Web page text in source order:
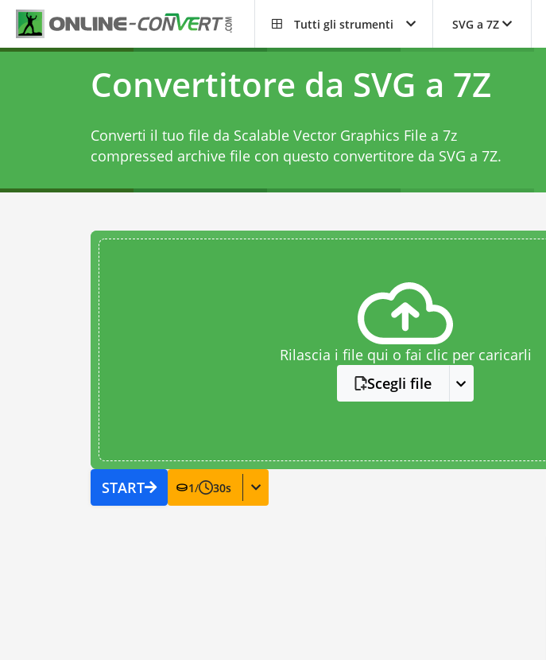
Tutti gli strumenti SVG a 7Z
Convertitore da SVG a 7Z
Converti il tuo file da Scalable Vector Graphics File a 7z
compressed archive file con questo convertitore da SVG a 7Z.
Rilascia i file qui o fai clic per caricarli
Scegli file
START 1/ 30s